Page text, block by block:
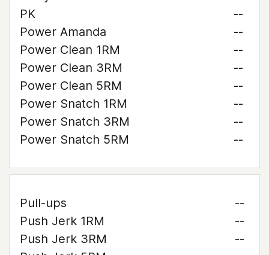
PK
--
Power Amanda
--
Power Clean 1RM
--
Power Clean 3RM
--
Power Clean 5RM
--
Power Snatch 1RM
--
Power Snatch 3RM
--
Power Snatch 5RM
--
Pull-ups
--
Push Jerk 1RM
--
Push Jerk 3RM
--